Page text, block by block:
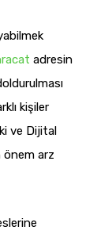
adresin
kişiler
ve Dijital
önem arz